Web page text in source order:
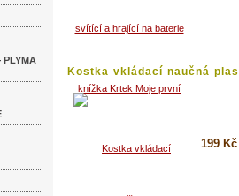
PLYMA
Kostka vkládací naučná
199 Kč